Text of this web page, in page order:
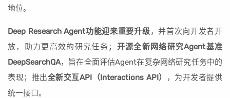
地位。
Deep Research Agent功能迎来重要升级，并首次向开发者开
放，助力更高效的研究任务；
开源全新网络研究Agent基准
DeepSearchQA，旨在全面评估Agent在复杂网络研究任务中的
表现；推出全新交互API（Interactions API）
，为开发者提供
统一接口。